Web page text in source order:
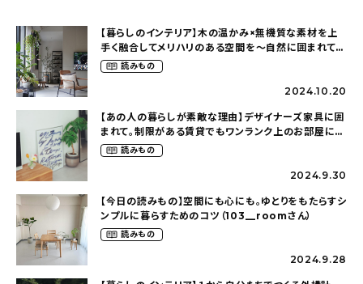
【暮らしのインテリア】木の温かみ×無機質な素材を上
手く融合してメリハリのある空間を〜自然に囲まれて暮
らす（ki_no_ieさん）
読みもの
2024.10.20
【あの人の暮らしが素敵な理由】デザイナーズ家具に囲
まれて。制限がある賃貸でもワンランク上のお部屋に〜
狭くても好きな暮らしのこと（_____chika708さん）
読みもの
2024.9.30
【今日の読みもの】空間にも心にも。ゆとりをもたらすシ
ンプルに暮らすためのコツ（103__roomさん）
読みもの
2024.9.28